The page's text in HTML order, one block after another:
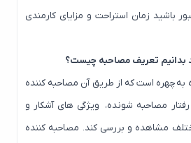
زمان استراحت و مزایای کارمندی
تعریف مصاحبه چیست؟
است که از طریق آن مصاحبه کننده
مصاحبه شونده، ویژگی های آشکار و
مشاهده و بررسی کند. مصاحبه کننده